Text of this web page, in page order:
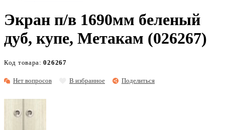
Экран п/в 1690мм беленый
дуб, купе, Метакам (026267)
Нет вопросов В избранное Поделиться
Код товара:026267